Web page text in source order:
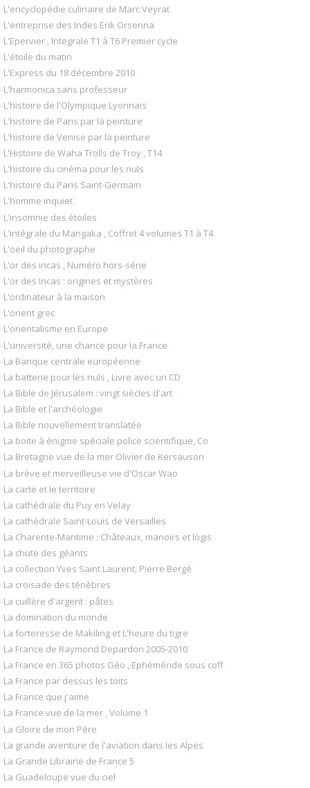
L'encyclopédie culinaire de Marc Veyrat
L'entreprise des Indes Erik Orsenna
L'Epervier , Integrale T1 à T6 Premier cycle
L'étoile du matin
L'Express du 18 décembre 2010
L'harmonica sans professeur
L'histoire de l'Olympique Lyonnais
L'histoire de Paris par la peinture
L'histoire de Venise par la peinture
L'Histoire de Waha Trolls de Troy , T14
L'histoire du cinéma pour les nuls
L'histoire du Paris Saint-Germain
L'homme inquiet
L'insomnie des étoiles
L'intégrale du Mangaka , Coffret 4 volumes T1 à T4
L'oeil du photographe
L'or des incas , Numéro hors-série
L'or des Incas : origines et mystères
L'ordinateur à la maison
L'orient grec
L'orientalisme en Europe
L'université, une chance pour la France
La Banque centrale européenne
La batterie pour les nuls , Livre avec un CD
La Bible de Jérusalem : vingt siècles d'art
La Bible et l'archéologie
La Bible nouvellement translatée
La boite à énigme spéciale police scientifique, Co
La Bretagne vue de la mer Olivier de Kersauson
La brève et merveilleuse vie d'Oscar Wao
La carte et le territoire
La cathédrale du Puy en Velay
La cathédrale Saint-Louis de Versailles
La Charente-Maritime : Châteaux, manoirs et logis
La chute des géants
La collection Yves Saint Laurent, Pierre Bergé
La croisade des ténèbres
La cuillère d'argent : pâtes
La domination du monde
La forteresse de Makiling et L'heure du tigre
La France de Raymond Depardon 2005-2010
La France en 365 photos Géo , Ephéméride sous coff
La France par dessus les toits
La France que j'aime
La France vue de la mer , Volume 1
La Gloire de mon Père
La grande aventure de l'aviation dans les Alpes
La Grande Librairie de France 5
La Guadeloupe vue du ciel